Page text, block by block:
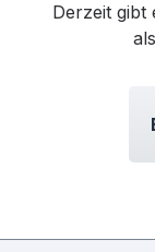
Derzeit gibt